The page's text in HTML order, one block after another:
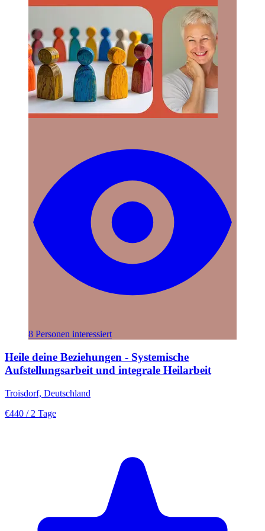
8 Personen interessiert
Heile deine Beziehungen - Systemische
Aufstellungsarbeit und integrale Heilarbeit
Troisdorf, Deutschland
€440 / 2 Tage